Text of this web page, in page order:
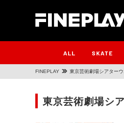
ALL SKATE
FINEPLAY 東京芸術劇場シアターウ
東京芸術劇場シ